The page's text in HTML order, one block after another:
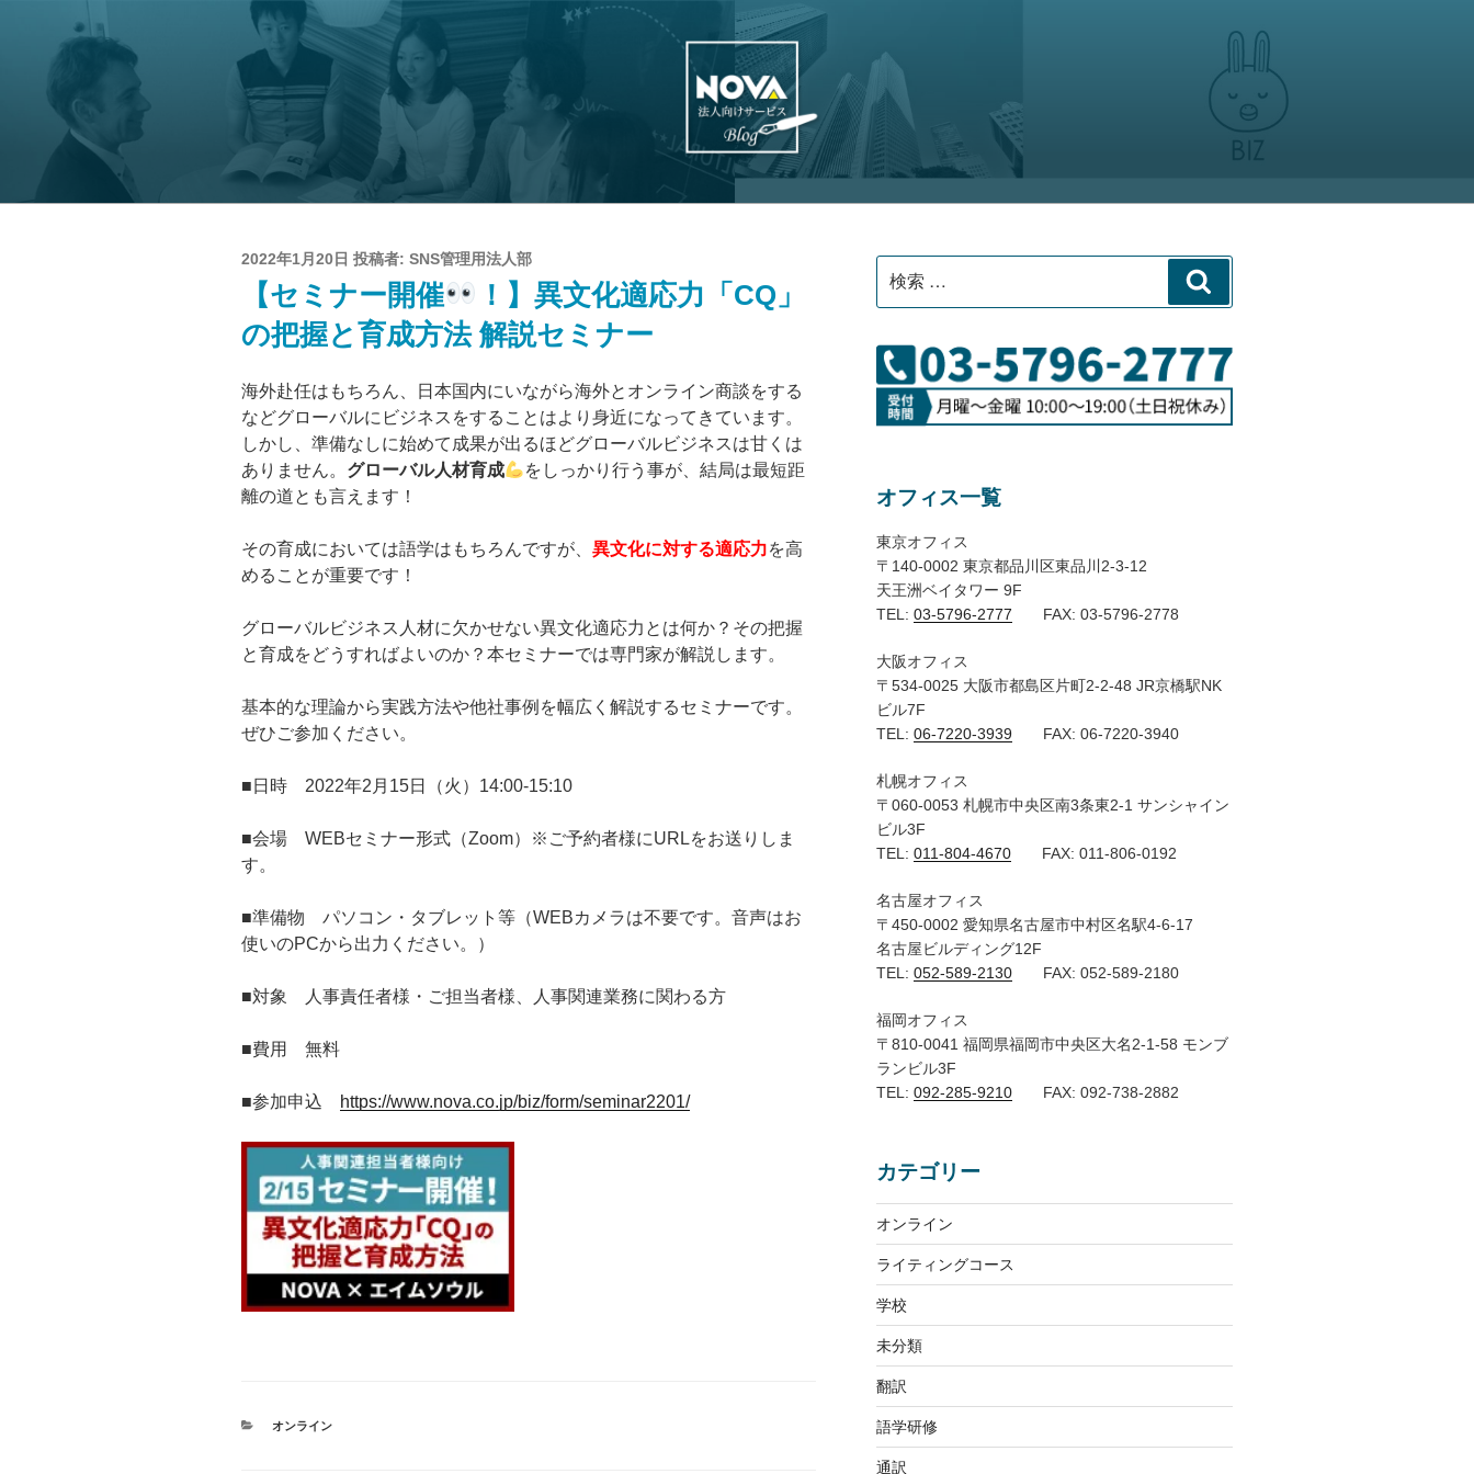
NOVA法人企業向けサービス
英会話などの語学研修・講師派遣・通訳翻訳
投
2022年1月20日 投稿者: SNS管理用法人部
【セミナー開催
！】異文化適応力「CQ」
の把握と育成方法 解説セミナー
海外赴任はもちろん、日本国内にいながら海外とオンライン商談をする
などグローバルにビジネスをすることはより身近になってきています。
しかし、準備なしに始めて成果が出るほどグローバルビジネスは甘くは
ありません。 グローバル人材育成
をしっかり行う事が、結局は最短距
離の道とも言えます！
その育成においては語学はもちろんですが、 異文化に対する適応力を高
めることが重要です！
グローバルビジネス人材に欠かせない異文化適応力とは何か？その把握
と育成をどうすればよいのか？本セミナーでは専門家が解説します。
基本的な理論から実践方法や他社事例を幅広く解説するセミナーです。
ぜひご参加ください。
■日時 2022年2月15日（火）14:00-15:10
■会場 WEBセミナー形式（Zoom）※ご予約者様にURLをお送りしま
す。
■準備物 パソコン・タブレット等（WEBカメラは不要です。音声はお
使いのPCから出力ください。）
■対象 人事責任者様・ご担当者様、人事関連業務に関わる方
■費用 無料
■参加申込 https://www.nova.co.jp/biz/form/seminar2201/
カ
オンライン
索:
索
オフィス一覧
東京オフィス
〒140-0002 東京都品川区東品川2-3-12
天王洲ベイタワー 9F
TEL: 03-5796-2777 FAX: 03-5796-2778
大阪オフィス
〒534-0025 大阪市都島区片町2-2-48 JR京橋駅NK
ビル7F
TEL: 06-7220-3939FAX: 06-7220-3940
札幌オフィス
〒060-0053 札幌市中央区南3条東2-1 サンシャイン
ビル3F
TEL: 011-804-4670FAX: 011-806-0192
名古屋オフィス
〒450-0002 愛知県名古屋市中村区名駅4-6-17
名古屋ビルディング12F
TEL: 052-589-2130FAX: 052-589-2180
福岡オフィス
〒810-0041 福岡県福岡市中央区大名2-1-58 モンブ
ランビル3F
TEL: 092-285-9210FAX: 092-738-2882
カテゴリー
オンライン
ライティングコース
学校
未分類
翻訳
語学研修
通訳